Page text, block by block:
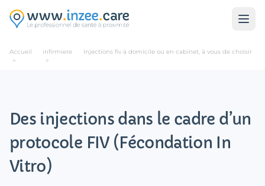
Accueil
>
infirmiere
>
Injections fiv à domicile ou en cabinet, à vous de choisir
Des injections dans le cadre d’un
protocole FIV (Fécondation In
Vitro)